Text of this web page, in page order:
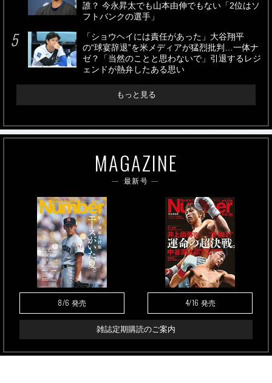
誰？ 今永昇太でも山本由伸でもない「2位はソ
フトバンクの選手」
「ショウヘイには責任があった」大谷翔平
の“球宴辞退”を米メディアが猛烈批判…一体ナ
ゼ？「当然のことと思わないで」引退するレジ
ェンドが熱弁したある思い
もっと見る
MAGAZINE
最新号
8/6 発売 4/16 発売
雑誌定期購読のご案内